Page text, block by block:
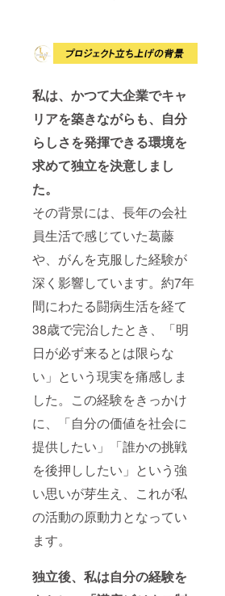
私は、かつて大企業でキャ
リアを築きながらも、自分
らしさを発揮できる環境を
求めて独立を決意しまし
た。
その背景には、長年の会社
員生活で感じていた葛藤
や、がんを克服した経験が
深く影響しています。約7年
間にわたる闘病生活を経て
38歳で完治したとき、「明
日が必ず来るとは限らな
い」という現実を痛感しま
した。この経験をきっかけ
に、「自分の価値を社会に
提供したい」「誰かの挑戦
を後押ししたい」という強
い思いが芽生え、これが私
の活動の原動力となってい
ます。
独立後、私は自分の経験を